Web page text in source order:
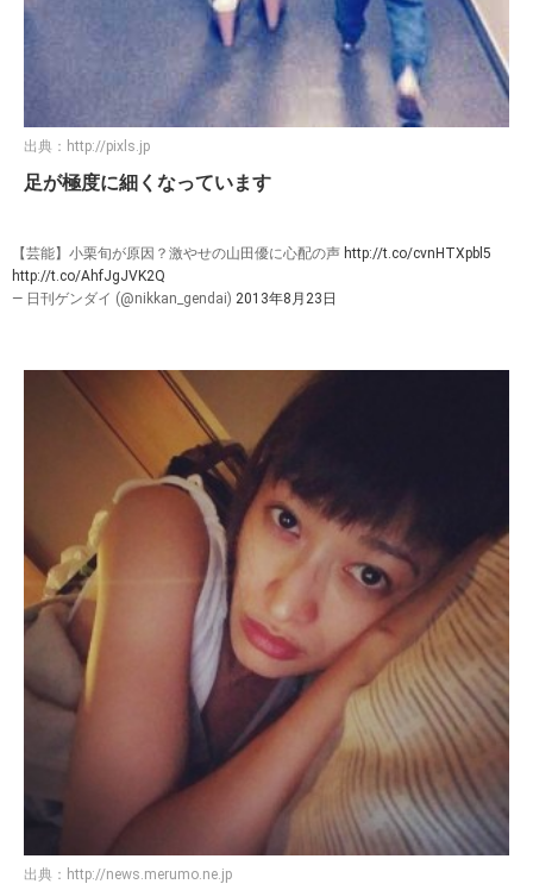
出典： http://pixls.jp
足が極度に細くなっています
【芸能】小栗旬が原因？激やせの山田優に心配の声 http://t.co/cvnHTXpbl5
http://t.co/AhfJgJVK2Q
— 日刊ゲンダイ (@nikkan_gendai) 2013年8月23日
出典： http://news.merumo.ne.jp